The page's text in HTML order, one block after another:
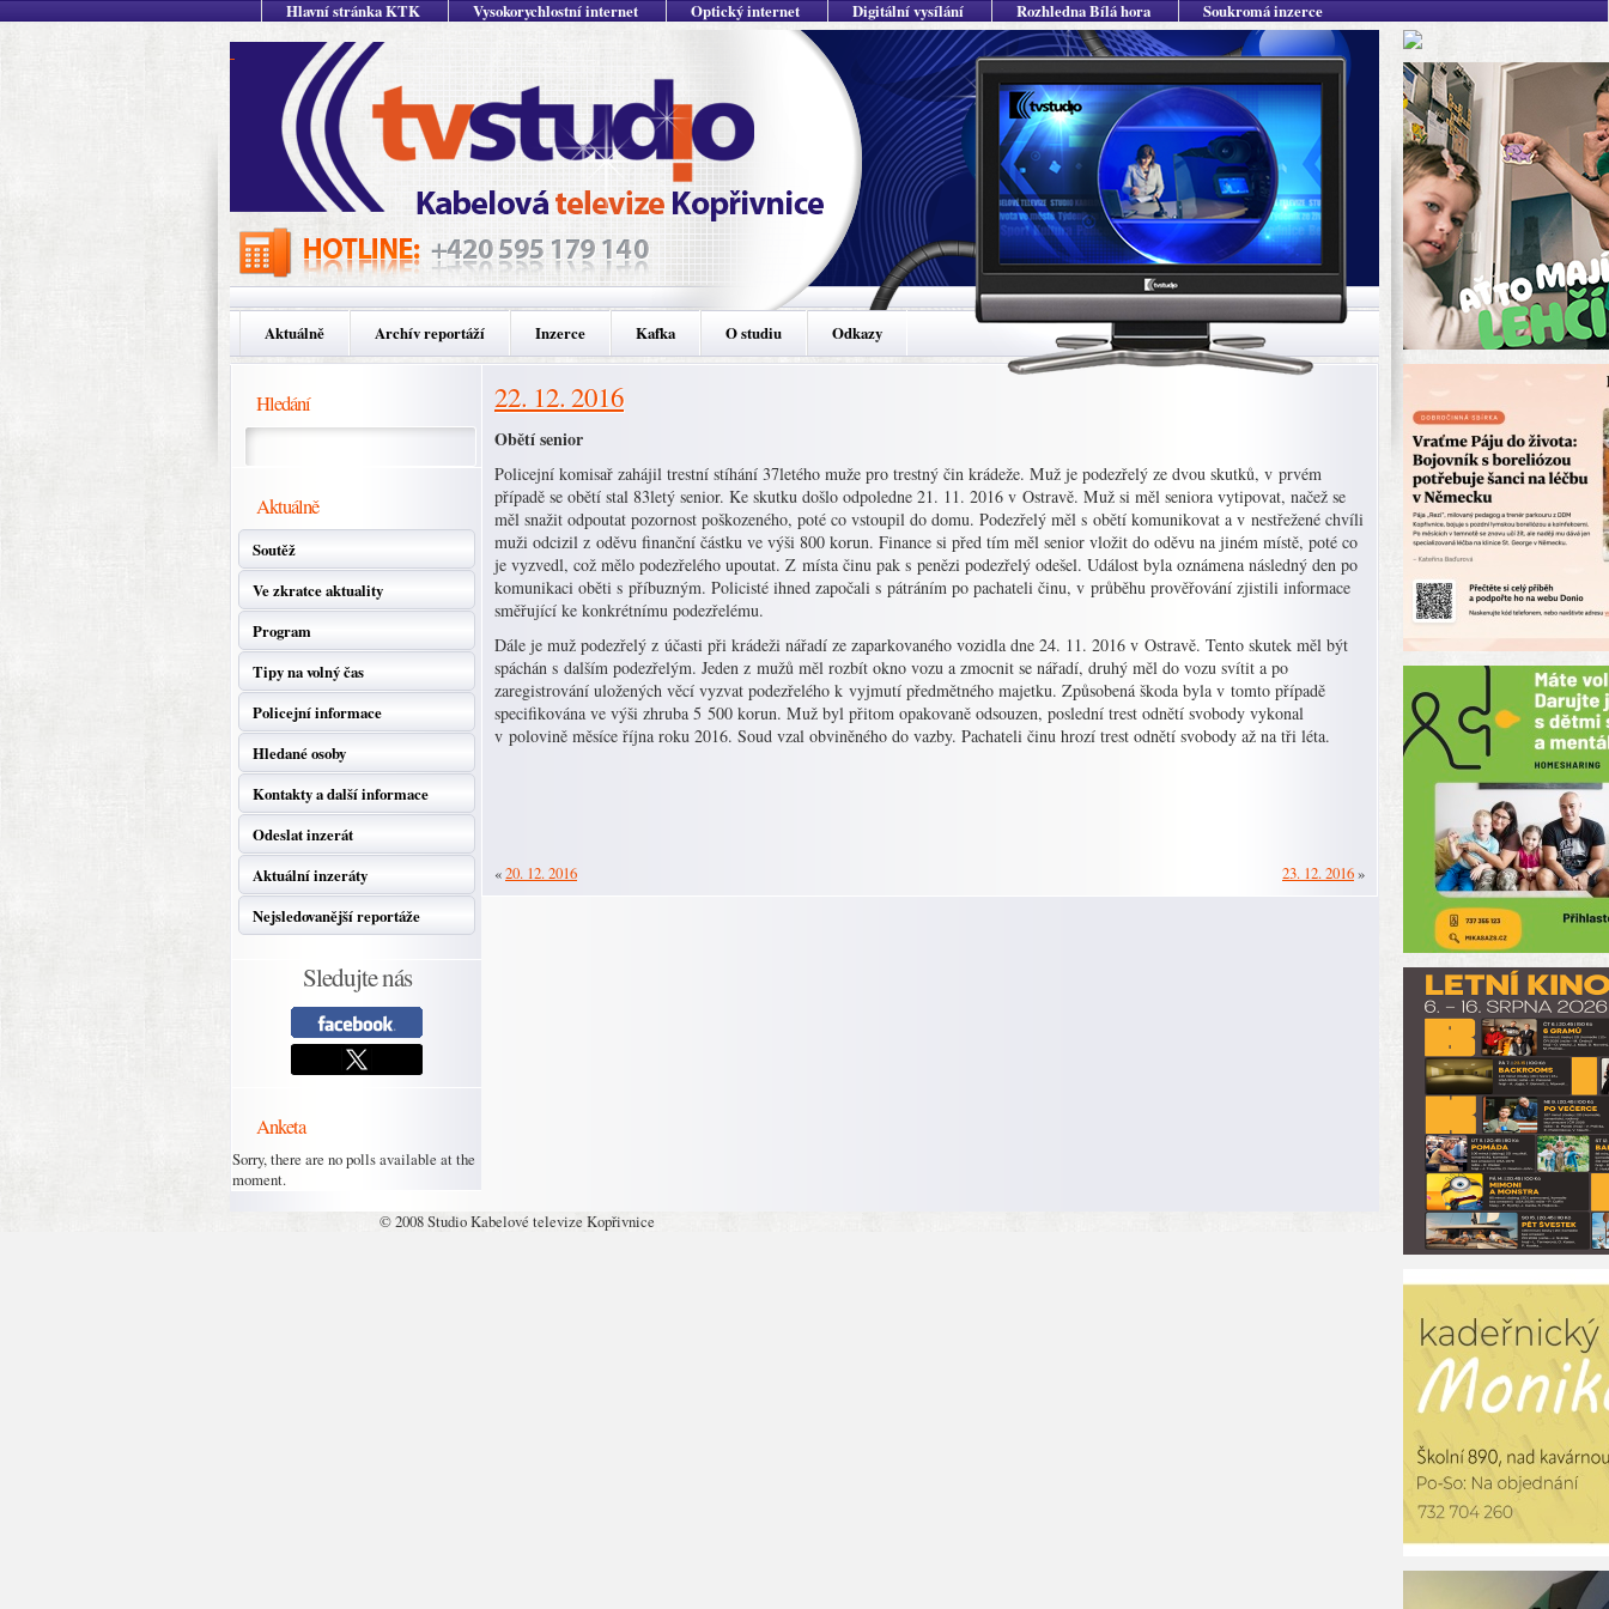
Hlavní stránka KTK Vysokorychlostní internet Optický internet Digitální vysílání Rozhledna Bílá hora Soukromá inzerce
Aktuálně Archív reportáží Inzerce Kafka O studiu Odkazy
Hledání
Aktuálně
Soutěž
Ve zkratce aktuality
Program
Tipy na volný čas
Policejní informace
Hledané osoby
Kontakty a další informace
Odeslat inzerát
Aktuální inzeráty
Nejsledovanější reportáže
Sledujte nás
Anketa
Sorry, there are no polls available at the
moment.
22. 12. 2016
Obětí senior
Policejní komisař zahájil trestní stíhání 37letého muže pro trestný čin krádeže. Muž je podezřelý ze dvou skutků, v prvém
případě se obětí stal 83letý senior. Ke skutku došlo odpoledne 21. 11. 2016 v Ostravě. Muž si měl seniora vytipovat, načež se
měl snažit odpoutat pozornost poškozeného, poté co vstoupil do domu. Podezřelý měl s obětí komunikovat a v nestřežené chvíli
muži odcizil z oděvu finanční částku ve výši 800 korun. Finance si před tím měl senior vložit do oděvu na jiném místě, poté co
je vyzvedl, což mělo podezřelého upoutat. Z místa činu pak s penězi podezřelý odešel. Událost byla oznámena následný den po
komunikaci oběti s příbuzným. Policisté ihned započali s pátráním po pachateli činu, v průběhu prověřování zjistili informace
směřující ke konkrétnímu podezřelému.
Dále je muž podezřelý z účasti při krádeži nářadí ze zaparkovaného vozidla dne 24. 11. 2016 v Ostravě. Tento skutek měl být
spáchán s dalším podezřelým. Jeden z mužů měl rozbít okno vozu a zmocnit se nářadí, druhý měl do vozu svítit a po
zaregistrování uložených věcí vyzvat podezřelého k vyjmutí předmětného majetku. Způsobená škoda byla v tomto případě
specifikována ve výši zhruba 5 500 korun. Muž byl přitom opakovaně odsouzen, poslední trest odnětí svobody vykonal
v polovině měsíce října roku 2016. Soud vzal obviněného do vazby. Pachateli činu hrozí trest odnětí svobody až na tři léta.
«20. 12. 2016 23. 12. 2016»
© 2008 Studio Kabelové televize Kopřivnice